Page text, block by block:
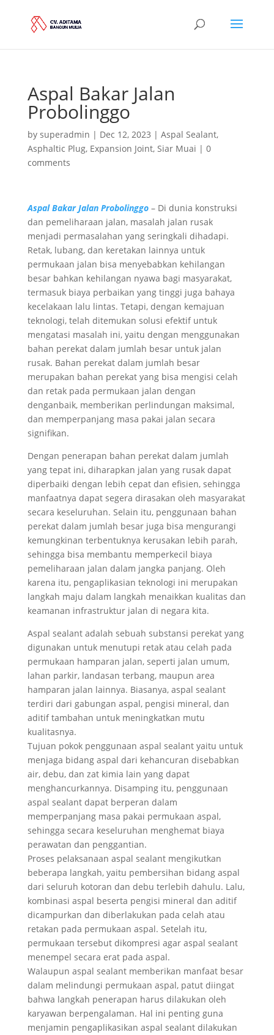
Aspal Bakar Jalan
Probolinggo
by superadmin | Dec 12, 2023 | Aspal Sealant,
Asphaltic Plug, Expansion Joint, Siar Muai | 0
comments
Aspal Bakar Jalan Probolinggo– Di dunia konstruksi
dan pemeliharaan jalan, masalah jalan rusak
menjadi permasalahan yang seringkali dihadapi.
Retak, lubang, dan keretakan lainnya untuk
permukaan jalan bisa menyebabkan kehilangan
besar bahkan kehilangan nyawa bagi masyarakat,
termasuk biaya perbaikan yang tinggi juga bahaya
kecelakaan lalu lintas. Tetapi, dengan kemajuan
teknologi, telah ditemukan solusi efektif untuk
mengatasi masalah ini, yaitu dengan menggunakan
bahan perekat dalam jumlah besar untuk jalan
rusak. Bahan perekat dalam jumlah besar
merupakan bahan perekat yang bisa mengisi celah
dan retak pada permukaan jalan dengan
denganbaik, memberikan perlindungan maksimal,
dan memperpanjang masa pakai jalan secara
signifikan.
Dengan penerapan bahan perekat dalam jumlah
yang tepat ini, diharapkan jalan yang rusak dapat
diperbaiki dengan lebih cepat dan efisien, sehingga
manfaatnya dapat segera dirasakan oleh masyarakat
secara keseluruhan. Selain itu, penggunaan bahan
perekat dalam jumlah besar juga bisa mengurangi
kemungkinan terbentuknya kerusakan lebih parah,
sehingga bisa membantu memperkecil biaya
pemeliharaan jalan dalam jangka panjang. Oleh
karena itu, pengaplikasian teknologi ini merupakan
langkah maju dalam langkah menaikkan kualitas dan
keamanan infrastruktur jalan di negara kita.
Aspal sealant adalah sebuah substansi perekat yang
digunakan untuk menutupi retak atau celah pada
permukaan hamparan jalan, seperti jalan umum,
lahan parkir, landasan terbang, maupun area
hamparan jalan lainnya. Biasanya, aspal sealant
terdiri dari gabungan aspal, pengisi mineral, dan
aditif tambahan untuk meningkatkan mutu
kualitasnya.
Tujuan pokok penggunaan aspal sealant yaitu untuk
menjaga bidang aspal dari kehancuran disebabkan
air, debu, dan zat kimia lain yang dapat
menghancurkannya. Disamping itu, penggunaan
aspal sealant dapat berperan dalam
memperpanjang masa pakai permukaan aspal,
sehingga secara keseluruhan menghemat biaya
perawatan dan penggantian.
Proses pelaksanaan aspal sealant mengikutkan
beberapa langkah, yaitu pembersihan bidang aspal
dari seluruh kotoran dan debu terlebih dahulu. Lalu,
kombinasi aspal beserta pengisi mineral dan aditif
dicampurkan dan diberlakukan pada celah atau
retakan pada permukaan aspal. Setelah itu,
permukaan tersebut dikompresi agar aspal sealant
menempel secara erat pada aspal.
Walaupun aspal sealant memberikan manfaat besar
dalam melindungi permukaan aspal, patut diingat
bahwa langkah penerapan harus dilakukan oleh
karyawan berpengalaman. Hal ini penting guna
menjamin pengaplikasikan aspal sealant dilakukan